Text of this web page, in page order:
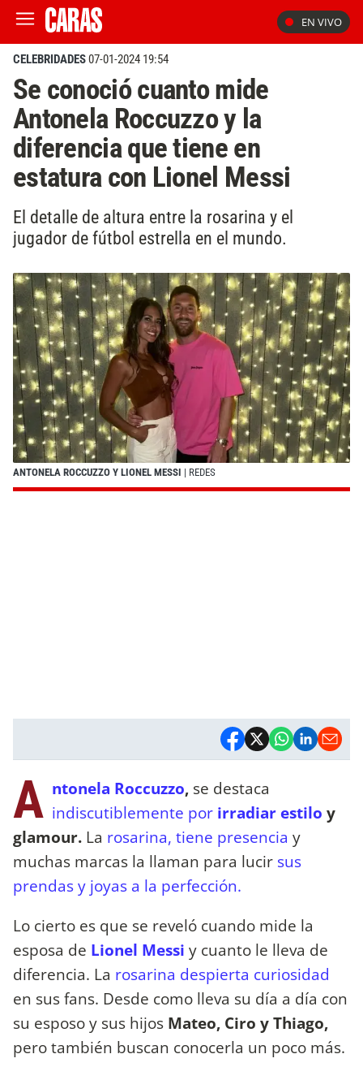
EN VIVO
CELEBRIDADES07-01-2024 19:54
Se conoció cuanto mide
Antonela Roccuzzo y la
diferencia que tiene en
estatura con Lionel Messi
El detalle de altura entre la rosarina y el
jugador de fútbol estrella en el mundo.
ANTONELA ROCCUZZO Y LIONEL MESSI | REDES
A ntonela Roccuzzo, se destaca
indiscutiblemente por irradiar estilo y
glamour. La rosarina, tiene presencia y
muchas marcas la llaman para lucir sus
prendas y joyas a la perfección.
Lo cierto es que se reveló cuando mide la
esposa de Lionel Messi y cuanto le lleva de
diferencia. La rosarina despierta curiosidad
en sus fans. Desde como lleva su día a día con
su esposo y sus hijos Mateo, Ciro y Thiago,
pero también buscan conocerla un poco más.